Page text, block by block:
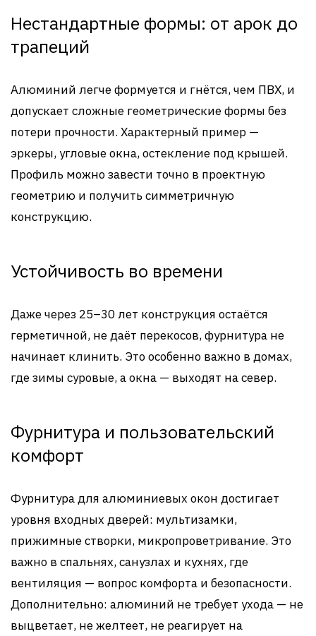
Нестандартные формы: от арок до
трапеций
Алюминий легче формуется и гнётся, чем ПВХ, и
допускает сложные геометрические формы без
потери прочности. Характерный пример —
эркеры, угловые окна, остекление под крышей.
Профиль можно завести точно в проектную
геометрию и получить симметричную
конструкцию.
Устойчивость во времени
Даже через 25–30 лет конструкция остаётся
герметичной, не даёт перекосов, фурнитура не
начинает клинить. Это особенно важно в домах,
где зимы суровые, а окна — выходят на север.
Фурнитура и пользовательский
комфорт
Фурнитура для алюминиевых окон достигает
уровня входных дверей: мультизамки,
прижимные створки, микропроветривание. Это
важно в спальнях, санузлах и кухняx, где
вентиляция — вопрос комфорта и безопасности.
Дополнительно: алюминий не требует ухода — не
выцветает, не желтеет, не реагирует на